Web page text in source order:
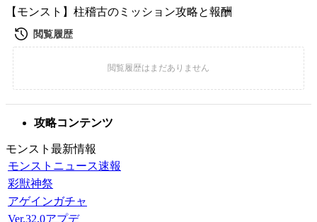
【モンスト】柱稽古のミッション攻略と報酬
攻略コンテンツ
モンスト最新情報
モンストニュース速報
彩獣神祭
アゲインガチャ
Ver.32.0アプデ